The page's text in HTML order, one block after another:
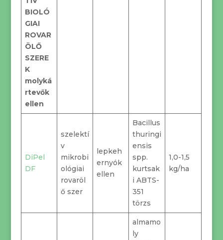
BIOLÓ
GIAI
ROVAR
ÖLŐ
SZERE
K
molyká
rtevők
ellen
DiPel
DF
szelektí
v
mikrobi
ológiai
rovaröl
ő szer
lepkeh
ernyók
ellen
Bacillus
thuringi
ensis
spp.
kurtsak
i ABTS-
351
törzs
1,0-1,5
kg/ha
almamo
ly